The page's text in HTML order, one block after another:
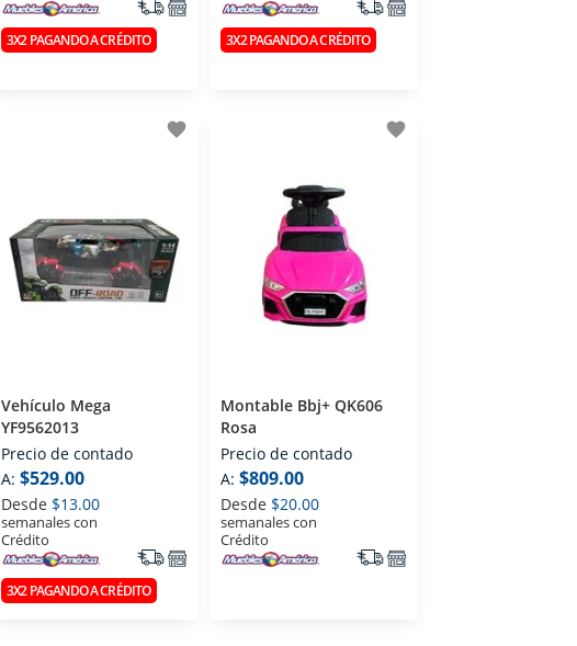
3X2 PAGANDO A CRÉDITO 3X2 PAGANDO A CRÉDITO
favorite
Vehículo Mega
YF9562013
Precio de contado
A: $529.00
Desde $13.00
semanales con
Crédito
3X2 PAGANDO A CRÉDITO
favorite
Montable Bbj+ QK606
Rosa
Precio de contado
A: $809.00
Desde $20.00
semanales con
Crédito